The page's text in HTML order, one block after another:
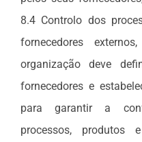
8.4 Controlo dos
fornecedores
organização deve
fornecedores e
para garantir a
processos, produtos